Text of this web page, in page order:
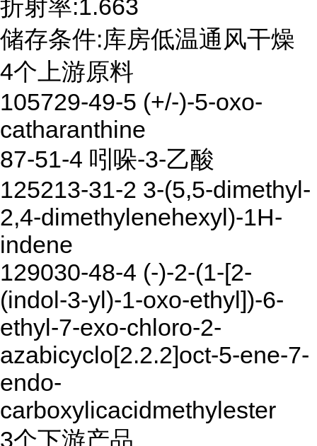
折射率:1.663
储存条件:库房低温通风干燥
4个上游原料
105729-49-5 (+/-)-5-oxo-
catharanthine
87-51-4 吲哚-3-乙酸
125213-31-2 3-(5,5-dimethyl-
2,4-dimethylenehexyl)-1H-
indene
129030-48-4 (-)-2-(1-[2-
(indol-3-yl)-1-oxo-ethyl])-6-
ethyl-7-exo-chloro-2-
azabicyclo[2.2.2]oct-5-ene-7-
endo-
carboxylicacidmethylester
3个下游产品